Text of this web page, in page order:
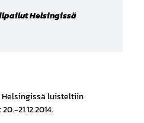
Helsingissä
luisteltiin
21.12.2014.